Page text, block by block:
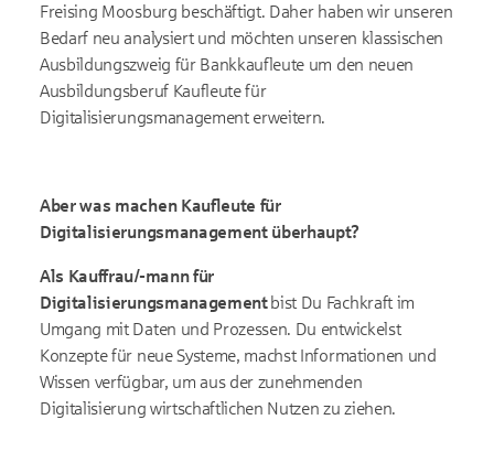
Freising Moosburg beschäftigt. Daher haben wir unseren
Bedarf neu analysiert und möchten unseren klassischen
Ausbildungszweig für Bankkaufleute um den neuen
Ausbildungsberuf Kaufleute für
Digitalisierungsmanagement erweitern.
Aber was machen Kaufleute für
Digitalisierungsmanagement überhaupt?
Als Kauffrau/-mann für
Digitalisierungsmanagement bist Du Fachkraft im
Umgang mit Daten und Prozessen. Du entwickelst
Konzepte für neue Systeme, machst Informationen und
Wissen verfügbar, um aus der zunehmenden
Digitalisierung wirtschaftlichen Nutzen zu ziehen.